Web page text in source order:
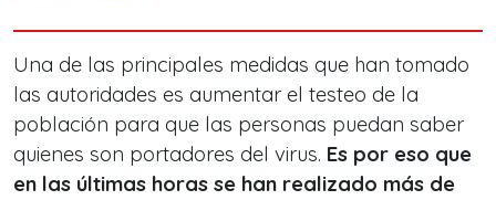
Una de las principales medidas que han tomado
las autoridades es aumentar el testeo de la
población para que las personas puedan saber
quienes son portadores del virus. Es por eso que
en las últimas horas se han realizado más de